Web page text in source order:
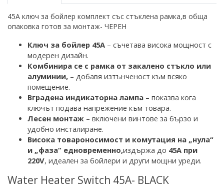
45А ключ за бойлер комплект със стъклена рамка,в обща
опаковка готов за монтаж- ЧЕРЕН
Ключ за бойлер 45А – съчетава висока мощност с
модерен дизайн.
Комбинира се с рамка от закалено стъкло или
алуминии, – добавя изтънченост към всяко
помещение.
Вградена индикаторна лампа – показва кога
ключът подава напрежение към товара.
Лесен монтаж – включени винтове за бързо и
удобно инсталиране.
Висока товароносимост и комутация на „нула“
и „фаза“ едновременно,издържа до 45A при
220V, идеален за бойлери и други мощни уреди.
Water Heater Switch 45A- BLACK